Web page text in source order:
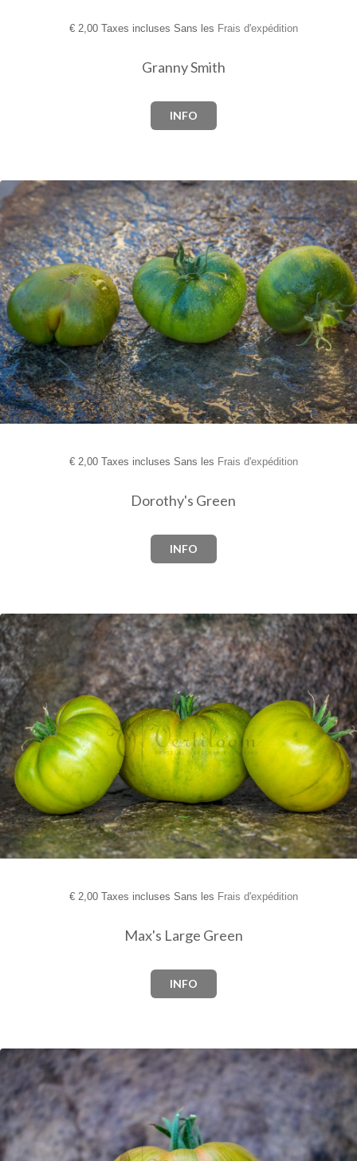
€2,00 Taxes incluses Sans les Frais d'expédition
Granny Smith
INFO
€2,00 Taxes incluses Sans les Frais d'expédition
Dorothy's Green
INFO
€2,00 Taxes incluses Sans les Frais d'expédition
Max's Large Green
INFO